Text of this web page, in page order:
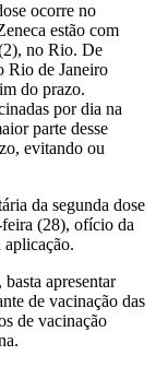
ocorre no
estão com
no Rio. De
Rio de Janeiro
do prazo.
por dia na
parte desse
evitando ou
da segunda dose
feira (28), ofício da
aplicação.
apresentar
de vacinação das
de vacinação